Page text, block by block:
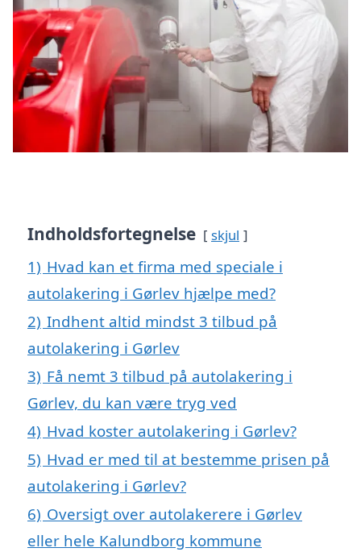
Indholdsfortegnelse skjul
1) Hvad kan et firma med speciale i
autolakering i Gørlev hjælpe med?
2) Indhent altid mindst 3 tilbud på
autolakering i Gørlev
3) Få nemt 3 tilbud på autolakering i
Gørlev, du kan være tryg ved
4) Hvad koster autolakering i Gørlev?
5) Hvad er med til at bestemme prisen på
autolakering i Gørlev?
6) Oversigt over autolakerere i Gørlev
eller hele Kalundborg kommune